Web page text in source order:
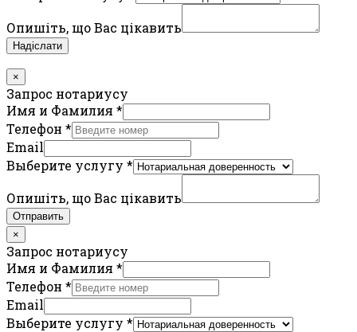
Опишіть, що Вас цікавить
Надіслати
×
Запрос нотариусу
Имя и Фамилия *
Телефон *
Email
Выберите услугу *
Опишіть, що Вас цікавить
Отправить
×
Запрос нотариусу
Имя и Фамилия *
Телефон *
Email
Выберите услугу *